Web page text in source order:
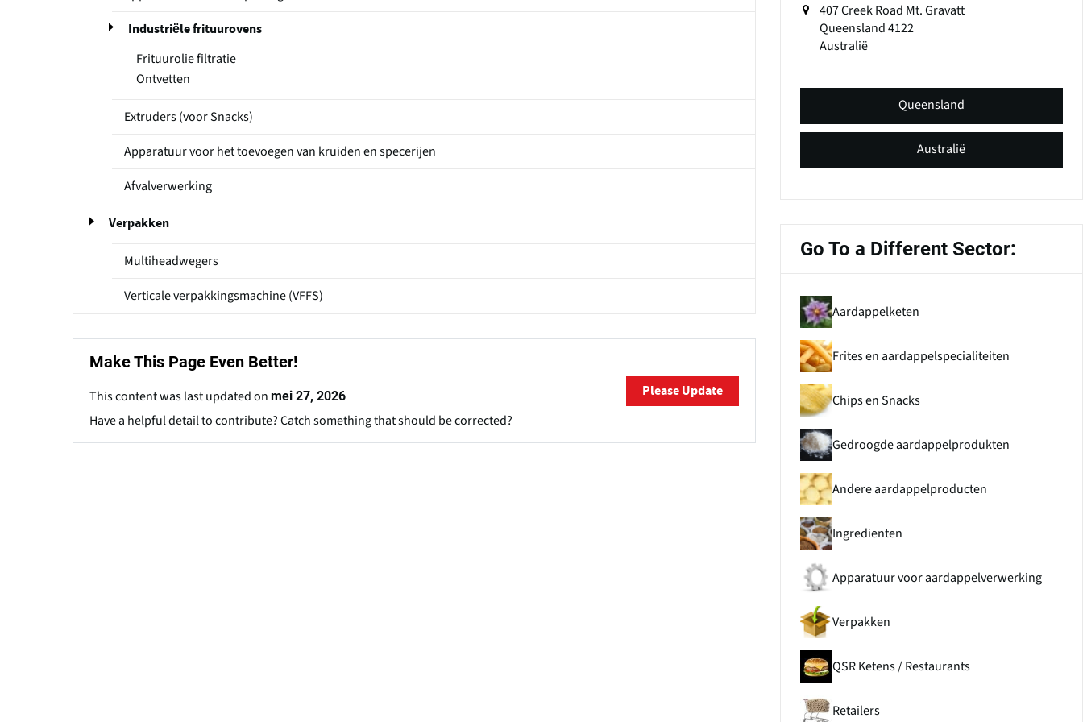
Industriële frituurovens
Frituurolie filtratie
Ontvetten
Extruders (voor Snacks)
Apparatuur voor het toevoegen van kruiden en specerijen
Afvalverwerking
Verpakken
Multiheadwegers
Verticale verpakkingsmachine (VFFS)
Make This Page Even Better!
This content was last updated on mei 27, 2026
Have a helpful detail to contribute? Catch something that should be corrected?
Please Update
407 Creek Road Mt. Gravatt
Queensland4122
Australië
Australië
Queensland
Go To a Different Sector:
Aardappelketen
Frites en aardappelspecialiteiten
Chips en Snacks
Gedroogde aardappelprodukten
Andere aardappelproducten
Ingredienten
Apparatuur voor aardappelverwerking
Verpakken
QSR Ketens / Restaurants
Retailers